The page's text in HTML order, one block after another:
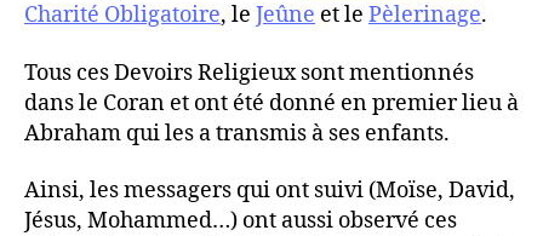
Charité Obligatoire, le Jeûne et le Pèlerinage.
Tous ces Devoirs Religieux sont mentionnés
dans le Coran et ont été donné en premier lieu à
Abraham qui les a transmis à ses enfants.
Ainsi, les messagers qui ont suivi (Moïse, David,
Jésus, Mohammed…) ont aussi observé ces